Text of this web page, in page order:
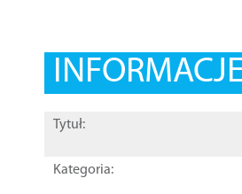
Tytuł:
Kategoria: